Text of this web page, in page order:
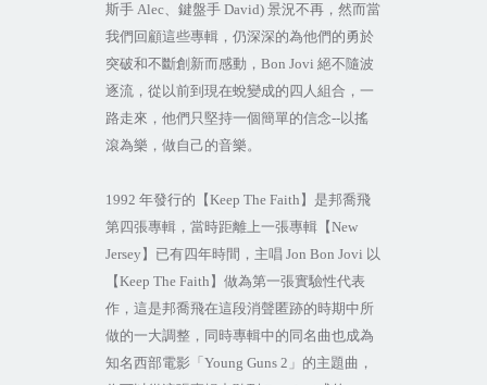
斯手 Alec、鍵盤手 David) 景況不再，然而當
我們回顧這些專輯，仍深深的為他們的勇於
突破和不斷創新而感動， Bon Jovi 絕不隨波
逐流，從以前到現在蛻變成的四人組合，一
路走來，他們只堅持一個簡單的信念--以搖
滾為樂，做自己的音樂。
1992 年發行的【Keep The Faith 】是邦喬飛
第四張專輯，當時距離上一張專輯【New
Jersey 】已有四年時間，主唱 Jon Bon Jovi 以
【Keep The Faith 】做為第一張實驗性代表
作，這是邦喬飛在這段消聲匿跡的時期中所
做的一大調整，同時專輯中的同名曲也成為
知名西部電影「 Young Guns 2 」的主題曲，